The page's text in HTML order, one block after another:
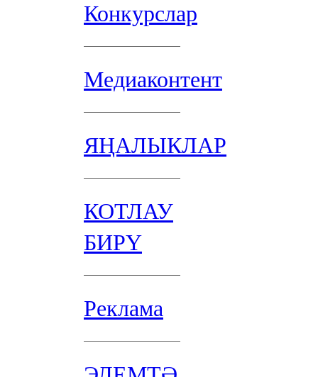
Конкурслар
Медиаконтент
ЯҢАЛЫКЛАР
КОТЛАУ
БИРҮ
Реклама